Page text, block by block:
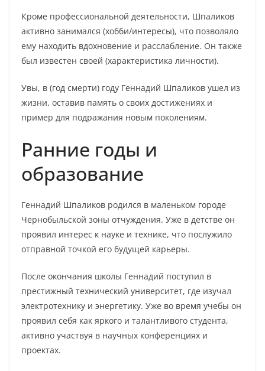
Кроме профессиональной деятельности, Шпаликов
активно занимался (хобби/интересы), что позволяло
ему находить вдохновение и расслабление. Он также
был известен своей (характеристика личности).
Увы, в (год смерти) году Геннадий Шпаликов ушел из
жизни, оставив память о своих достижениях и
пример для подражания новым поколениям.
Ранние годы и
образование
Геннадий Шпаликов родился в маленьком городе
Чернобыльской зоны отчуждения. Уже в детстве он
проявил интерес к науке и технике, что послужило
отправной точкой его будущей карьеры.
После окончания школы Геннадий поступил в
престижный технический университет, где изучал
электротехнику и энергетику. Уже во время учебы он
проявил себя как яркого и талантливого студента,
активно участвуя в научных конференциях и
проектах.